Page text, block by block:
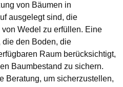
von Bäumen in
ausgelegt sind, die
Wedel zu erfüllen. Eine
den Boden, die
Raum berücksichtigt,
Baumbestand zu sichern.
Beratung, um sicherzustellen,